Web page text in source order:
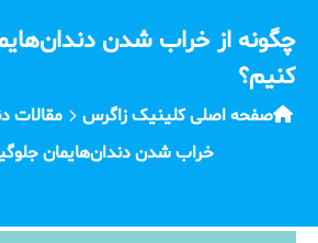
چگونه از خراب شدن
کنیم؟
صفحه اصلی کلینیک زاگرس مقالات
خراب شدن دندان‌هایمان